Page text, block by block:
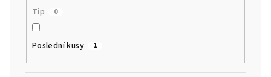
Tip 0
Poslední kusy 1